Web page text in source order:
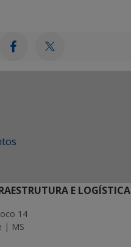
E LOGÍSTICA
14
| MS